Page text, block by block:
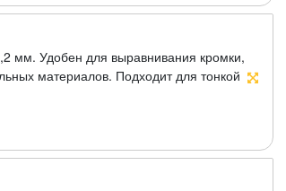
мм. Удобен для выравнивания кромки,
материалов. Подходит для тонкой
из технических алмазов.